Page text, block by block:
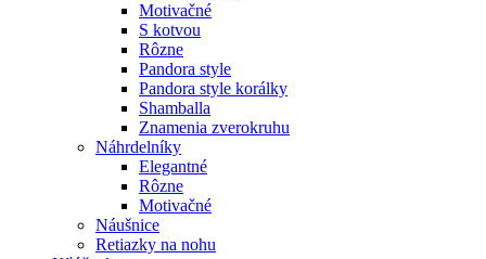
Motivačné
S kotvou
Rôzne
Pandora style
Pandora style korálky
Shamballa
Znamenia zverokruhu
Náhrdelníky
Elegantné
Rôzne
Motivačné
Náušnice
Retiazky na nohu